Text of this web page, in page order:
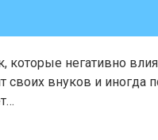
которые негативно
своих внуков и иногда